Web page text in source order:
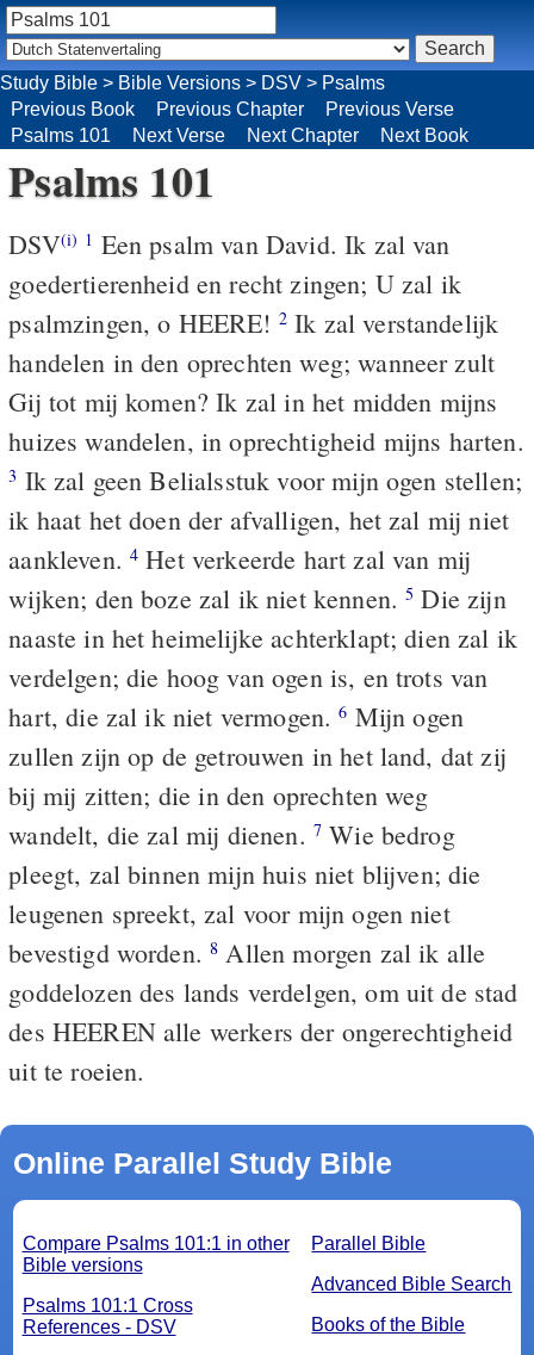
Psalms 101
DSV(i) 1 Een psalm van David. Ik zal van
goedertierenheid en recht zingen; U zal ik
psalmzingen, o HEERE! 2Ik zal verstandelijk
handelen in den oprechten weg; wanneer zult
Gij tot mij komen? Ik zal in het midden mijns
huizes wandelen, in oprechtigheid mijns harten.
3 Ik zal geen Belialsstuk voor mijn ogen stellen;
ik haat het doen der afvalligen, het zal mij niet
aankleven. 4 Het verkeerde hart zal van mij
wijken; den boze zal ik niet kennen.5 Die zijn
naaste in het heimelijke achterklapt; dien zal ik
verdelgen; die hoog van ogen is, en trots van
hart, die zal ik niet vermogen.6 Mijn ogen
zullen zijn op de getrouwen in het land, dat zij
bij mij zitten; die in den oprechten weg
wandelt, die zal mij dienen. 7 Wie bedrog
pleegt, zal binnen mijn huis niet blijven; die
leugenen spreekt, zal voor mijn ogen niet
bevestigd worden.8 Allen morgen zal ik alle
goddelozen des lands verdelgen, om uit de stad
des HEEREN alle werkers der ongerechtigheid
uit te roeien.
Online Parallel Study Bible
Parallel Bible
Advanced Bible Search
Books of the Bible
Compare Psalms 101:1 in other
Bible versions
Psalms 101:1 Cross
References - DSV
Study Bible > Bible Versions > DSV > Psalms
Previous Book
Previous Chapter
Previous Verse
Psalms 101
Next Verse Next Chapter Next Book